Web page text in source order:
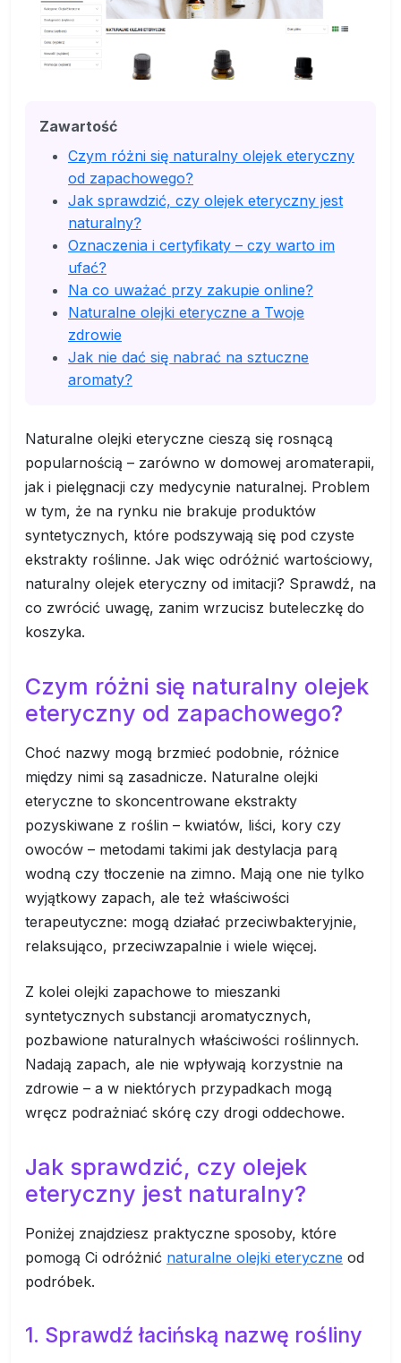
Zawartość
Czym różni się naturalny olejek eteryczny
od zapachowego?
Jak sprawdzić, czy olejek eteryczny jest
naturalny?
Oznaczenia i certyfikaty – czy warto im
ufać?
Na co uważać przy zakupie online?
Naturalne olejki eteryczne a Twoje
zdrowie
Jak nie dać się nabrać na sztuczne
aromaty?
Naturalne olejki eteryczne cieszą się rosnącą
popularnością – zarówno w domowej aromaterapii,
jak i pielęgnacji czy medycynie naturalnej. Problem
w tym, że na rynku nie brakuje produktów
syntetycznych, które podszywają się pod czyste
ekstrakty roślinne. Jak więc odróżnić wartościowy,
naturalny olejek eteryczny od imitacji? Sprawdź, na
co zwrócić uwagę, zanim wrzucisz buteleczkę do
koszyka.
Czym różni się naturalny olejek
eteryczny od zapachowego?
Choć nazwy mogą brzmieć podobnie, różnice
między nimi są zasadnicze. Naturalne olejki
eteryczne to skoncentrowane ekstrakty
pozyskiwane z roślin – kwiatów, liści, kory czy
owoców – metodami takimi jak destylacja parą
wodną czy tłoczenie na zimno. Mają one nie tylko
wyjątkowy zapach, ale też właściwości
terapeutyczne: mogą działać przeciwbakteryjnie,
relaksująco, przeciwzapalnie i wiele więcej.
Z kolei olejki zapachowe to mieszanki
syntetycznych substancji aromatycznych,
pozbawione naturalnych właściwości roślinnych.
Nadają zapach, ale nie wpływają korzystnie na
zdrowie – a w niektórych przypadkach mogą
wręcz podrażniać skórę czy drogi oddechowe.
Jak sprawdzić, czy olejek
eteryczny jest naturalny?
Poniżej znajdziesz praktyczne sposoby, które
pomogą Ci odróżnić naturalne olejki eteryczne od
podróbek.
1. Sprawdź łacińską nazwę rośliny